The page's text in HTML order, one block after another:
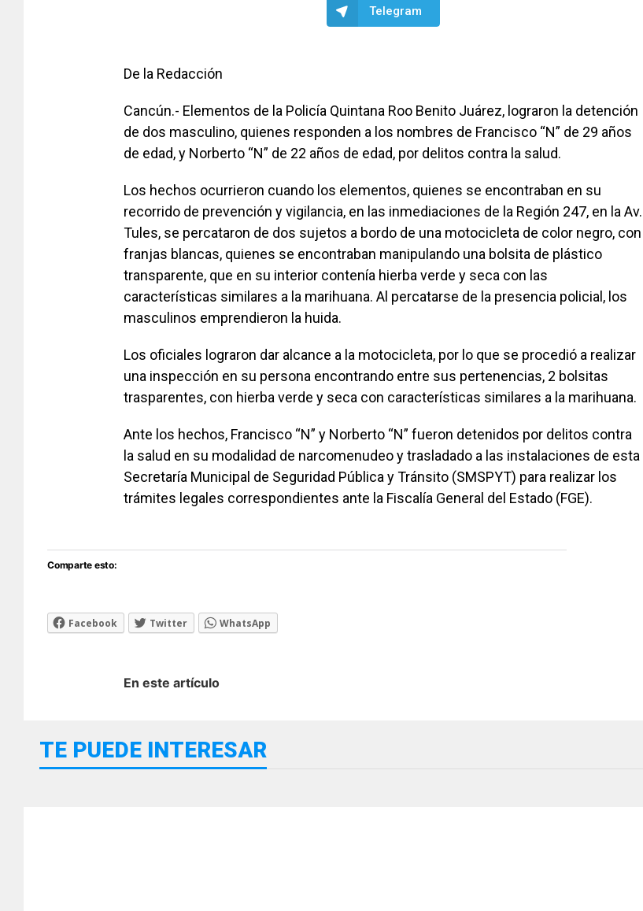
Telegram
De la Redacción
Cancún.- Elementos de la Policía Quintana Roo Benito Juárez, lograron la detención
de dos masculino, quienes responden a los nombres de Francisco “N” de 29 años
de edad, y Norberto “N” de 22 años de edad, por delitos contra la salud.
Los hechos ocurrieron cuando los elementos, quienes se encontraban en su
recorrido de prevención y vigilancia, en las inmediaciones de la Región 247, en la Av.
Tules, se percataron de dos sujetos a bordo de una motocicleta de color negro, con
franjas blancas, quienes se encontraban manipulando una bolsita de plástico
transparente, que en su interior contenía hierba verde y seca con las
características similares a la marihuana. Al percatarse de la presencia policial, los
masculinos emprendieron la huida.
Los oficiales lograron dar alcance a la motocicleta, por lo que se procedió a realizar
una inspección en su persona encontrando entre sus pertenencias, 2 bolsitas
trasparentes, con hierba verde y seca con características similares a la marihuana.
Ante los hechos, Francisco “N” y Norberto “N” fueron detenidos por delitos contra
la salud en su modalidad de narcomenudeo y trasladado a las instalaciones de esta
Secretaría Municipal de Seguridad Pública y Tránsito (SMSPYT) para realizar los
trámites legales correspondientes ante la Fiscalía General del Estado (FGE).
Comparte esto:
Facebook Twitter WhatsApp
En este artículo
TE PUEDE INTERESAR